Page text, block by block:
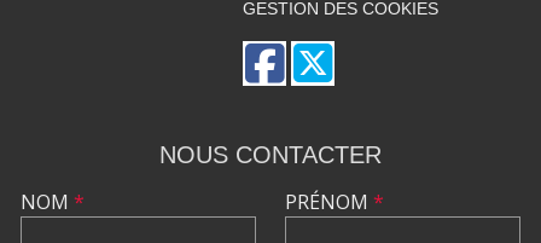
GESTION DES COOKIES
NOUS CONTACTER
NOM * PRÉNOM *